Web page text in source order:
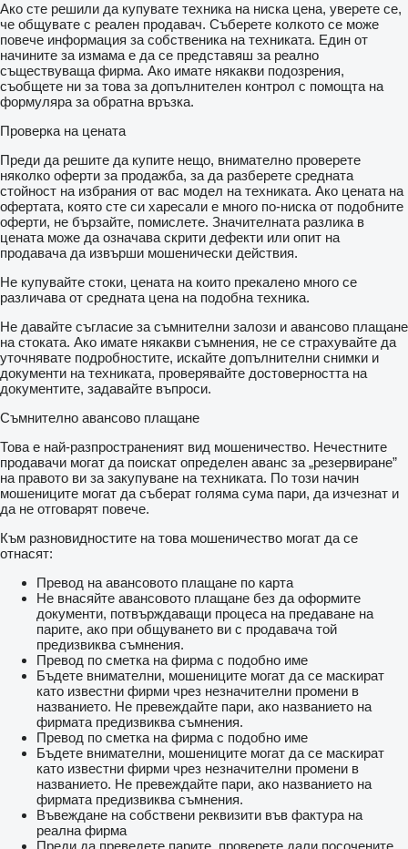
Ако сте решили да купувате техника на ниска цена, уверете се,
че общувате с реален продавач. Съберете колкото се може
повече информация за собственика на техниката. Един от
начините за измама е да се представяш за реално
съществуваща фирма. Ако имате някакви подозрения,
съобщете ни за това за допълнителен контрол с помощта на
формуляра за обратна връзка.
Проверка на цената
Преди да решите да купите нещо, внимателно проверете
няколко оферти за продажба, за да разберете средната
стойност на избрания от вас модел на техниката. Ако цената на
офертата, която сте си харесали е много по-ниска от подобните
оферти, не бързайте, помислете. Значителната разлика в
цената може да означава скрити дефекти или опит на
продавача да извърши мошенически действия.
Не купувайте стоки, цената на които прекалено много се
различава от средната цена на подобна техника.
Не давайте съгласие за съмнителни залози и авансово плащане
на стоката. Ако имате някакви съмнения, не се страхувайте да
уточнявате подробностите, искайте допълнителни снимки и
документи на техниката, проверявайте достоверността на
документите, задавайте въпроси.
Съмнително авансово плащане
Това е най-разпространеният вид мошеничество. Нечестните
продавачи могат да поискат определен аванс за „резервиране”
на правото ви за закупуване на техниката. По този начин
мошениците могат да съберат голяма сума пари, да изчезнат и
да не отговарят повече.
Към разновидностите на това мошеничество могат да се
отнасят:
Превод на авансовото плащане по карта
Не внасяйте авансовото плащане без да оформите
документи, потвърждаващи процеса на предаване на
парите, ако при общуването ви с продавача той
предизвиква съмнения.
Превод по сметка на фирма с подобно име
Бъдете внимателни, мошениците могат да се маскират
като известни фирми чрез незначителни промени в
названието. Не превеждайте пари, ако названието на
фирмата предизвиква съмнения.
Превод по сметка на фирма с подобно име
Бъдете внимателни, мошениците могат да се маскират
като известни фирми чрез незначителни промени в
названието. Не превеждайте пари, ако названието на
фирмата предизвиква съмнения.
Въвеждане на собствени реквизити във фактура на
реална фирма